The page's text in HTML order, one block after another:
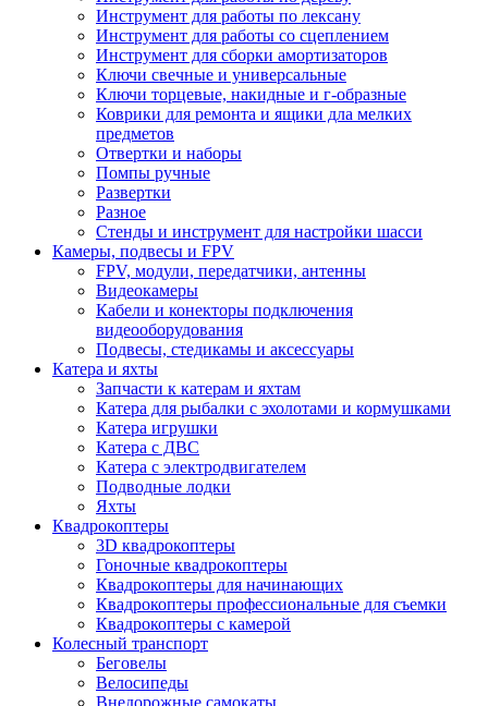
Инструмент для работы по лексану
Инструмент для работы со сцеплением
Инструмент для сборки амортизаторов
Ключи свечные и универсальные
Ключи торцевые, накидные и г-образные
Коврики для ремонта и ящики дла мелких
предметов
Отвертки и наборы
Помпы ручные
Развертки
Разное
Стенды и инструмент для настройки шасси
Камеры, подвесы и FPV
FPV, модули, передатчики, антенны
Видеокамеры
Кабели и конекторы подключения
видеооборудования
Подвесы, стедикамы и аксессуары
Катера и яхты
Запчасти к катерам и яхтам
Катера для рыбалки с эхолотами и кормушками
Катера игрушки
Катера с ДВС
Катера с электродвигателем
Подводные лодки
Яхты
Квадрокоптеры
3D квадрокоптеры
Гоночные квадрокоптеры
Квадрокоптеры для начинающих
Квадрокоптеры профессиональные для съемки
Квадрокоптеры с камерой
Колесный транспорт
Беговелы
Велосипеды
Внедорожные самокаты